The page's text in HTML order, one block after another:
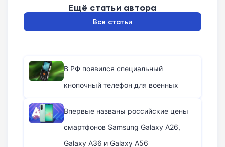
Ещё статьи автора
Все статьи
В РФ появился специальный
кнопочный телефон для военных
Впервые названы российские цены
смартфонов Samsung Galaxy A26,
Galaxy A36 и Galaxy A56